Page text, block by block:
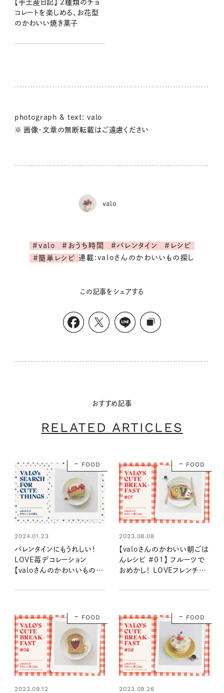
【手土産日記】 2種類のチョ
コレートを楽しめる、お花型
のかわいい焼き菓子
photograph & text: valo
※ 画像・文章の無断転載はご遠慮ください
valo
#valo #おうち時間 #バレンタイン
#レシピ
#簡単レシピ
連載:valoさんのかわいいもの探し
この記事をシェアする
おすすめ記事
RELATED ARTICLES
FOOD
2024.01.23
バレンタインにもうれしい！
LOVE苺デコレーション
【valoさんのかわいいもの探
FOOD
2023.08.08
【valoさんのかわいい朝ごは
んレシピ #01】 フルーツで
おめかし！ LOVEフレンチト
FOOD
2023.09.12
FOOD
2023.09.26